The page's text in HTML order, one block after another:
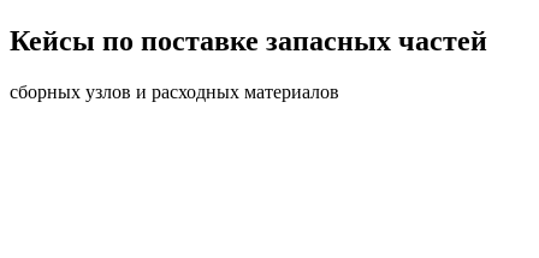
Кейсы по поставке запасных частей
сборных узлов и расходных материалов